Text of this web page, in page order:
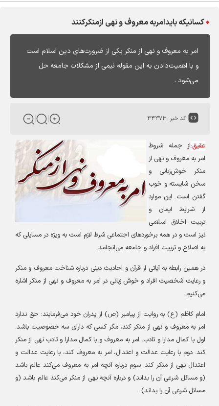
کسانیکه بایدامربه معروف و نهی ازمنکرکنند
امر به معروف و نهی از منکر یکی از ضرورت‌های دین اسلام است
و با اهمیت‌دادن به این مقوله نیمی از مشکلات جامعه حل
می‌شود .
کد خبر :۳۴۳۷۳
عقیق:از جمله شروط
امر به معروف و نهی از
منکر خوش‌زبانی و
سخن شایسته و خوب
گفتن است. این موارد
از شرایط ایمان و
تربیت اخلاق اسلامی
نیز است و در همه برخوردهای اجتماعی شرط لازم است به ویژه در مسایلی که
به اصلاح و تربیت افراد و جامعه می‌انجامد.
در همین رابطه به آیاتی از قرآن و احادیث دینی درباره شناخت معروف و منکر
و رعایت شخصیت افراد و خوش ‌زبانی در امر به معروف و نهی از منکر اشاره
می‌کنیم.
امام کاظم (ع) به روایت از پیامبر (ص) از پدران خود می‌فرمایند: حق ندارد
امر به معروف و نهی از منکر کند، مگر کسی که دارای سه خصوصیت باشد.
اول با کمال مدارا و تادب، امر به معروف و با کمال مدارا و تادب نهی از منکر
کند.دوم با رعایت عدالت و اعتدال، امر به معروف کند، با رعایت عدالت و
اعتدال نهی از منکر کند. سوم درباره آنچه امر به معروف می‌کند عالم باشد
(و مسائل شرعی آن را بداند) و درباره آنچه نهی از منکر می‌کند عالم باشد (و
مسائل شرعی آن را بداند).